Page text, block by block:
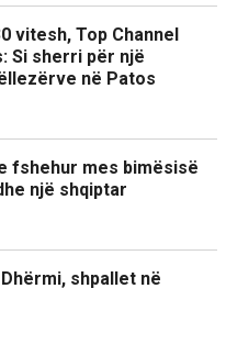
vitesh, Top Channel
Si sherri për një
në Patos
fshehur mes bimësisë
një shqiptar
shpallet në